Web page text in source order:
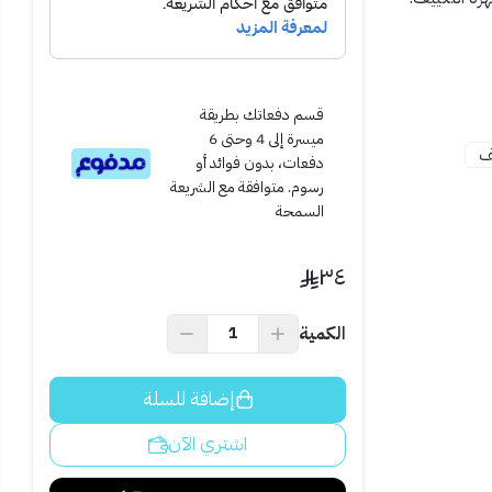
قسم دفعاتك بطريقة
ميسرة إلى 4 وحتى 6
دفعات، بدون فوائد أو
رسوم. متوافقة مع الشريعة
السمحة
٣٤
الكمية
إضافة للسلة
اشتري الآن